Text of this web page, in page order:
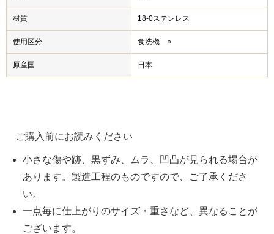
材質 18-0ステンレス
使用区分 食洗機 ○
原産国 日本
ご購入前にお読みください
小さな傷や跡、黒ずみ、ムラ、凹凸が見られる場合が
あります。製造工程のものですので、ご了承くださ
い。
一点毎に仕上がりのサイズ・重さなど、異なることが
ございます。